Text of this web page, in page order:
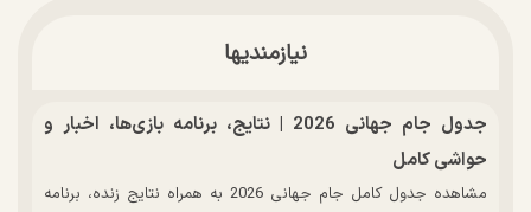
نیازمندیها
جدول جام جهانی 2026 | نتایج، برنامه بازی‌ها، اخبار و
حواشی کامل
مشاهده جدول کامل جام جهانی 2026 به همراه نتایج زنده، برنامه